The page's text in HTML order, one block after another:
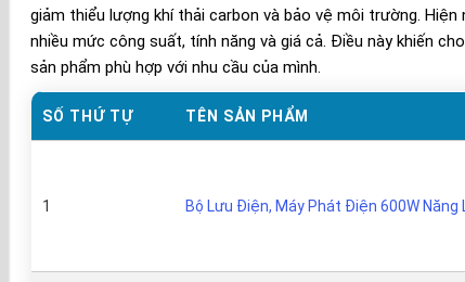
giảm thiểu lượng khí thải carbon và bảo vệ môi trường.
nhiều mức công suất, tính năng và giá cả. Điều này khiến
sản phẩm phù hợp với nhu cầu của mình.
SỐ THỨ TỰ TÊN SẢN PHẨM
1 Bộ Lưu Điện, Máy Phát Điện 600W Năng